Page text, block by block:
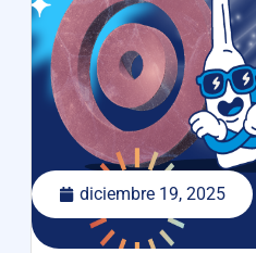
diciembre 19, 2025